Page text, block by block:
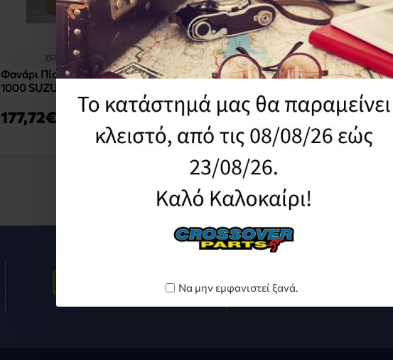
Να μην εμφανιστεί ξανά.
35710-27G00
Φανάρι Πίσω Stop DL650
1000 SUZUKI
177,72€
32101-45C00
Πηνια Suzuki VS 600 GL
319,98€
Δισκοι
Suzuki DL
196,51€
στον χώρο σου
Ανταλλακτικά